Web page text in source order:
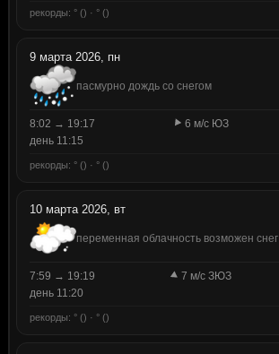
рекорды: ° () · ° ()
9 марта 2026, пн
пасмурно дождь со снегом
8:02 → 19:17
6 м/с ЮЗ
день 11:15
рекорды: ° () · ° ()
10 марта 2026, вт
переменная облачность возможен снег
7:59 → 19:19
7 м/с ЗЮЗ
день 11:20
рекорды: ° () · ° ()